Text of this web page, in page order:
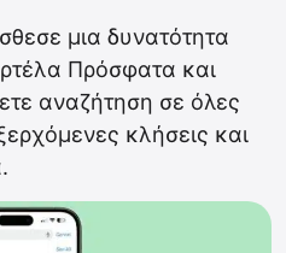
μια δυνατότητα
Πρόσφατα και
αναζήτηση σε όλες
κλήσεις και